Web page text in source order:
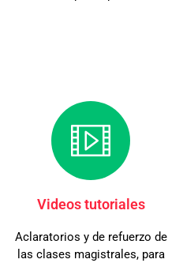
Videos tutoriales
Aclaratorios y de refuerzo de
las clases magistrales, para